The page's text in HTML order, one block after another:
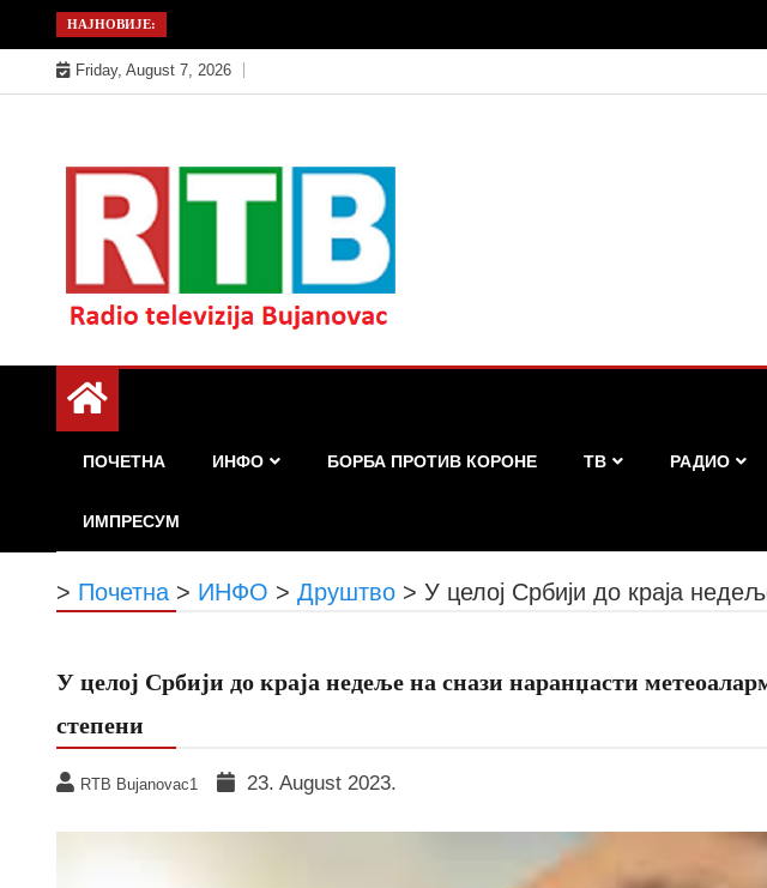
to
content
НАЈНОВИЈЕ:
Friday, August 7, 2026
РТБ Бујановац
ПОЧЕТНА ИНФО БОРБА ПРОТИВ КОРОНЕ ТВ РАДИО
ИМПРЕСУМ
> Почетна > ИНФО > Друштво > У целој Србији до краја
У целој Србији до краја недеље на снази наранџасти
степени
RTB Bujanovac1 23. August 2023.